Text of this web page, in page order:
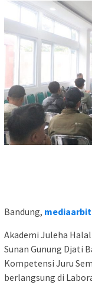
Bandung,
Akademi Juleha
Sunan Gunung Djati
Kompetensi Juru
berlangsung di